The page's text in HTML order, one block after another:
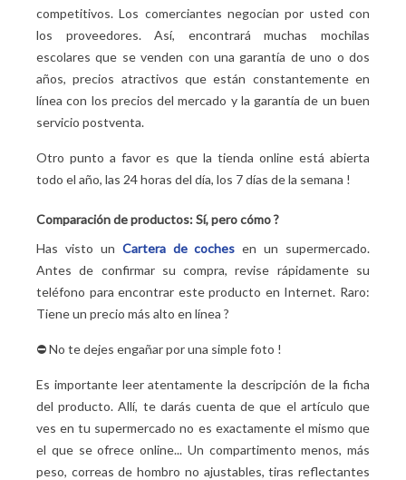
competitivos. Los comerciantes negocian por usted con
los proveedores. Así, encontrará muchas mochilas
escolares que se venden con una garantía de uno o dos
años, precios atractivos que están constantemente en
línea con los precios del mercado y la garantía de un buen
servicio postventa.
Otro punto a favor es que la tienda online está abierta
todo el año, las 24 horas del día, los 7 días de la semana !
Comparación de productos: Sí, pero cómo?
Has visto un Cartera de coches en un supermercado.
Antes de confirmar su compra, revise rápidamente su
teléfono para encontrar este producto en Internet. Raro:
Tiene un precio más alto en línea ?
⛔ No te dejes engañar por una simple foto !
Es importante leer atentamente la descripción de la ficha
del producto. Allí, te darás cuenta de que el artículo que
ves en tu supermercado no es exactamente el mismo que
el que se ofrece online... Un compartimento menos, más
peso, correas de hombro no ajustables, tiras reflectantes